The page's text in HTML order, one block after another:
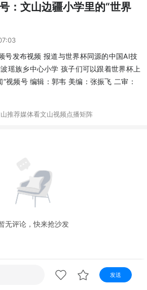
山县 西畴县 麻栗坡县
北县
点播 阿文工作室 文山新闻
语节目 瑶语节目
：文山边疆小学里的“世界
号发布视频 报道与世界杯同源的中国AI技
瑶族乡中心小学 孩子们可以跟着世界杯上
”视频号 编辑：郭韦 美编：张振飞 二审：
推荐媒体看文山视频点播矩阵
无评论，快来抢沙发
发送